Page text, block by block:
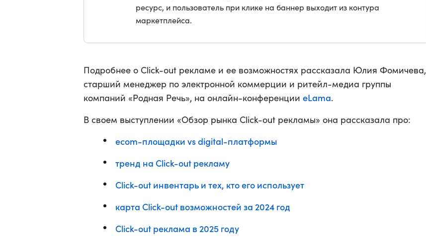
ресурс, и пользователь при клике на баннер выходит из контура
маркетплейса.
Подробнее о Click-out рекламе и ее возможностях рассказала Юлия Фомичева,
старший менеджер по электронной коммерции и ритейл-медиа группы
компаний «Родная Речь», на онлайн-конференции eLama.
В своем выступлении «Обзор рынка Click-out рекламы» она рассказала про:
ecom-площадки vs digital-платформы
тренд на Click-out рекламу
Сlick-out инвентарь и тех, кто его использует
карта Click-out возможностей за 2024 год
Click-out реклама в 2025 году